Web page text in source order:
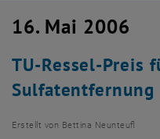
Zurück: Subseiten von TU
Zurück zur letzten Ebene:
TU Wien Startseite
Übersicht
16. Mai 2006
TU-Ressel-Preis
Sulfatentfernung
Erstellt von Bettina Neunteufl